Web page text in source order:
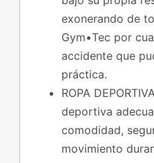
exonerando de
Gym•Tec por
accidente que
práctica.
ROPA
deportiva
comodidad,
movimiento